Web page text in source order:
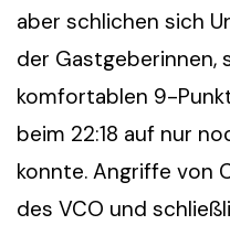
aber schlichen sich
der Gastgeberinnen,
komfortablen 9-
beim 22:18 auf nur
konnte. Angriffe von
des VCO und